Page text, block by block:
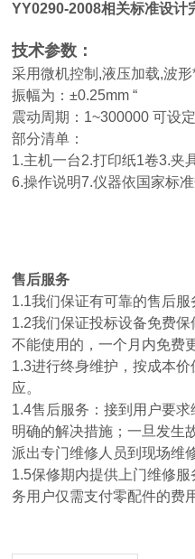
YY0290-2008相关标准设计
技术参数：
采用微机控制,液压加载,波
振幅为：±0.25mm “
震动周期：1~300000 可设定
部分清单：
1.主机一台2.打印纸1卷3.夹
6.操作说明7.仪器依国家标
售后服务
1.1我们保证有可靠的售后服
1.2我们保证投标设备免费
不能使用的，一个月内免费
1.3进行终身维护，按成本
应。
1.4售后服务：接到用户要
明确的解决措施；一旦发生
派出专门维修人员到现场维
1.5保修期内提供上门维修
务用户仅需支付零配件的费